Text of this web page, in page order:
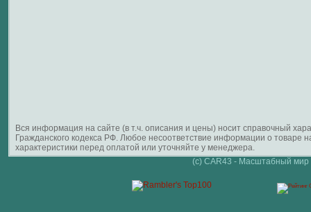
Вся информация на сайте (в т.ч. описания и цены) носит справочный
Гражданского кодекса РФ. Любое несоответствие информации о
характеристики перед оплатой или уточняйте у менеджера.
(c) CAR43 - Масштабный мир